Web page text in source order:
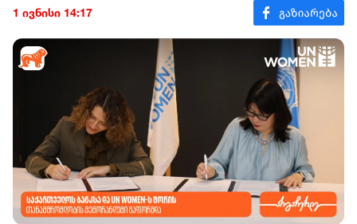
1 ივნისი 14:17